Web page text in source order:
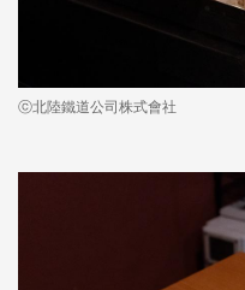
ⓒ北陸鐵道公司株式會社